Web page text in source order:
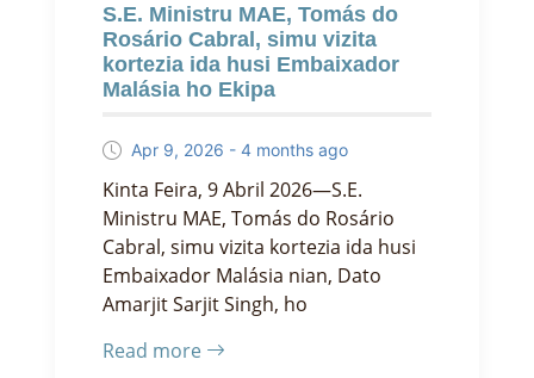
S.E. Ministru MAE, Tomás do
Rosário Cabral, simu vizita
kortezia ida husi Embaixador
Malásia ho Ekipa
Apr 9, 2026 - 4 months ago
Kinta Feira, 9 Abril 2026—S.E.
Ministru MAE, Tomás do Rosário
Cabral, simu vizita kortezia ida husi
Embaixador Malásia nian, Dato
Amarjit Sarjit Singh, ho
Read more